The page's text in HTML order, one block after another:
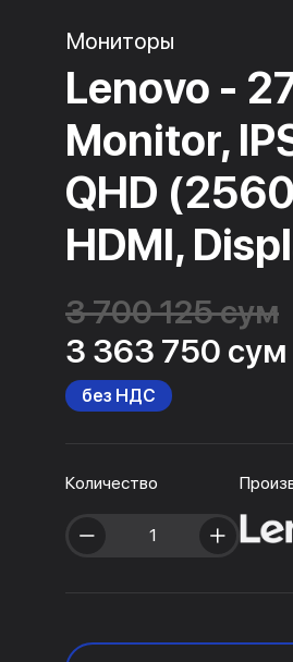
Мониторы
Lenovo -
Monitor,
QHD
HDMI,
3 700 125 сум
3 363 750 сум
без НДС
Количество